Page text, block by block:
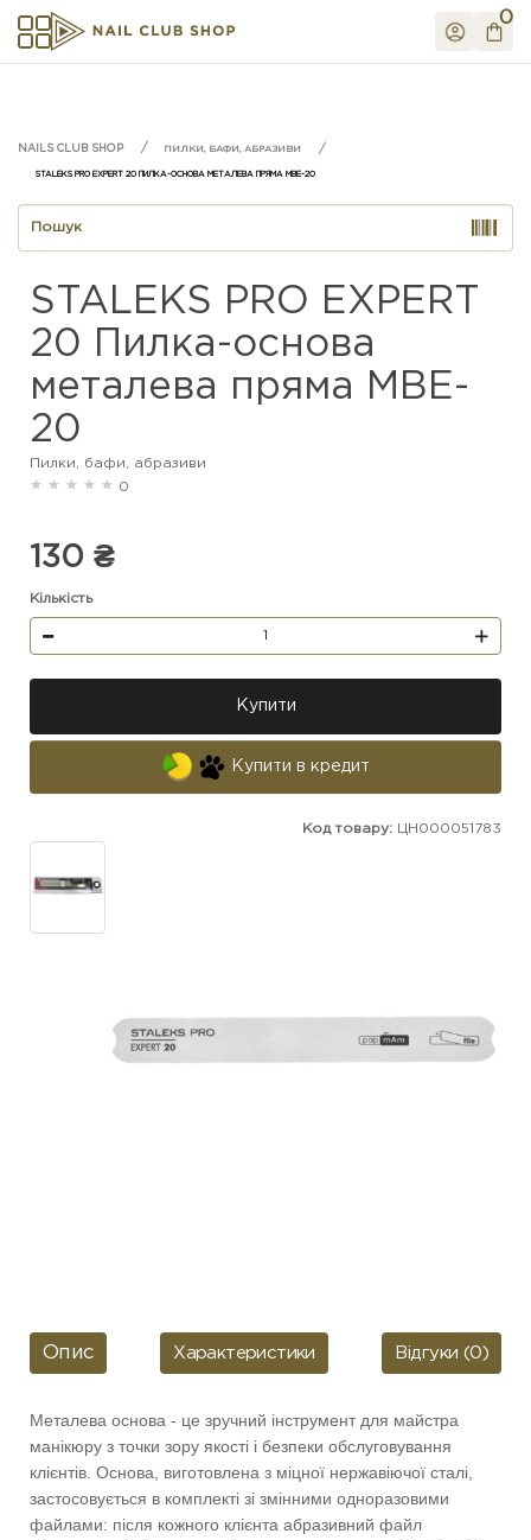
0
ПИЛКИ, БАФИ, АБРАЗИВИ
STALEKS PRO EXPERT 20 ПИЛКА-ОСНОВА МЕТАЛЕВА ПРЯМА MBE-20
STALEKS PRO EXPERT
20 Пилка-основа
металева пряма MBE-
20
Пилки, бафи, абразиви
0
Код товару: ЦН000051783
130 ₴
Кількість
Купити
Купити в кредит
Опис Характеристики Відгуки (0)
Металева основа - це зручний інструмент для майстра
манікюру з точки зору якості і безпеки обслуговування
клієнтів. Основа, виготовлена з міцної нержавіючої сталі,
застосовується в комплекті зі змінними одноразовими
файлами: після кожного клієнта абразивний файл